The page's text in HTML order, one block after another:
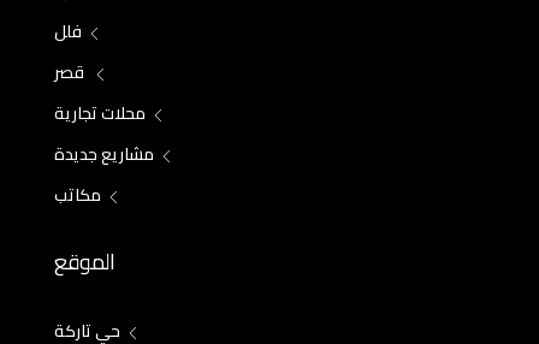
فلل
قصر
محلات تجارية
مشاريع جديدة
مكاتب
الموقع
حي تاركة